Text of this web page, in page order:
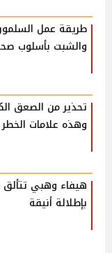
طريقة عمل
والشبت بأسلوب
تحذير من الصعق
وهذه علامات الخطر
هيفاء وهبي
بإطلالة أنيقة